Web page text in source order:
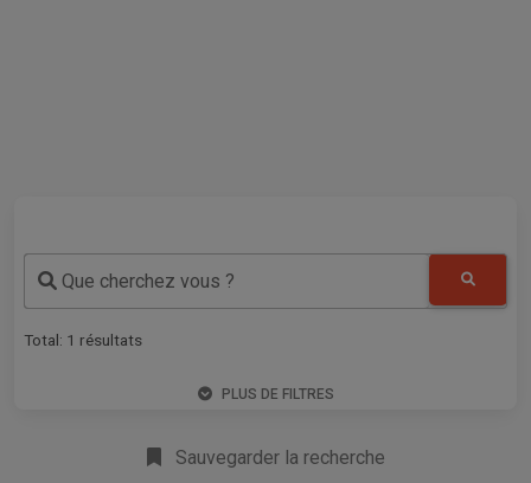
Que cherchez vous ?
Total: 1 résultats
PLUS DE FILTRES
Sauvegarder la recherche